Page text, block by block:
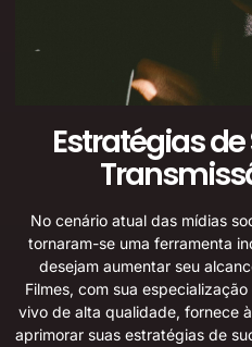
Estratégias
No cenário atual das mídias
tornaram-se uma ferramenta
desejam aumentar seu
Filmes, com sua
vivo de alta qualidade, fornece
aprimorar suas estratégias de